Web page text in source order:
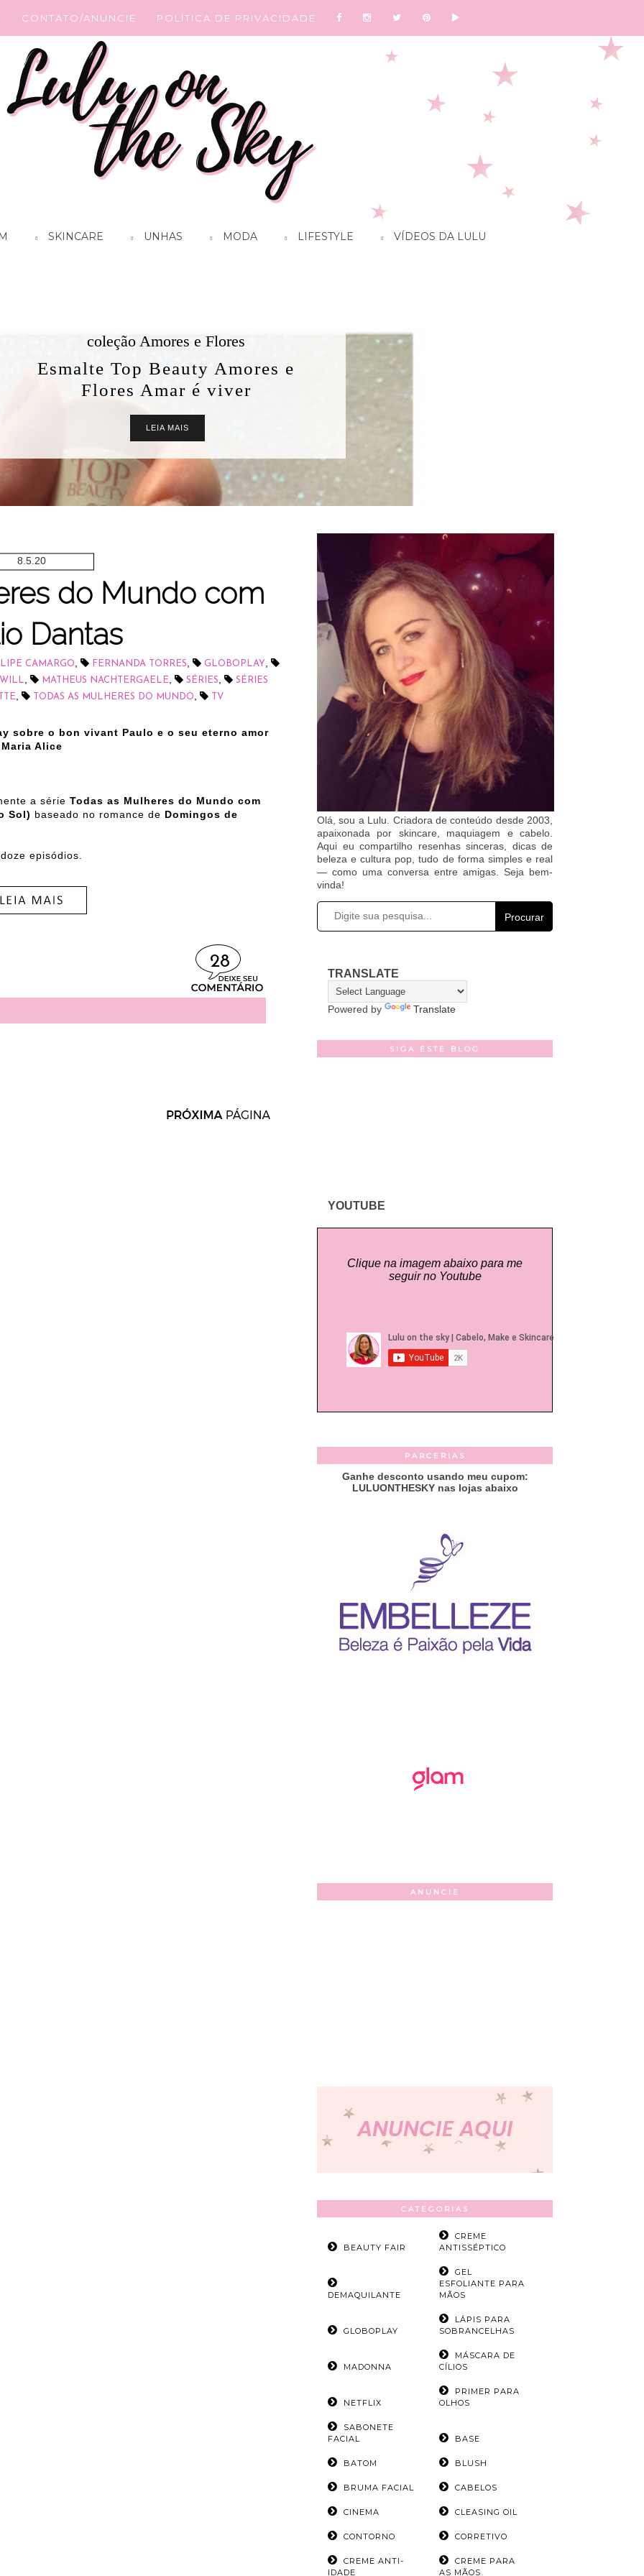
CONTATO/ANUNCIE POLÍTICA DE PRIVACIDADE
SKINCARE UNHAS MODA LIFESTYLE VÍDEOS DA LULU
coleção Amores e Flores
Esmalte Top Beauty Amores e
Flores Amar é viver
LEIA MAIS
8.5.20
do Mundo com
Dantas
CAMARGO FERNANDA TORRES GLOBOPLAY
MATHEUS NACHTERGAELE SÉRIES
SÉRIES
TODAS AS MULHERES DO MUNDO TV
sobre o bon vivant Paulo e o seu eterno amor
Maria Alice
a série Todas as Mulheres do Mundo com
Sol) baseado no romance de Domingos de
episódios.
28
Olá, sou a Lulu. Criadora de conteúdo desde 2003,
apaixonada por skincare, maquiagem e cabelo.
Aqui eu compartilho resenhas sinceras, dicas de
beleza e cultura pop, tudo de forma simples e real
— como uma conversa entre amigas. Seja bem-
vinda!
Procurar
TRANSLATE
Powered by Translate
SIGA ESTE BLOG
YOUTUBE
Clique na imagem abaixo para me
seguir no Youtube
PARCERIAS
Ganhe desconto usando meu cupom:
LULUONTHESKY nas lojas abaixo
ANUNCIE
CATEGORIAS
BEAUTY FAIR
CREME
ANTISSÉPTICO
DEMAQUILANTE
GEL
ESFOLIANTE PARA
MÃOS
GLOBOPLAY
LÁPIS PARA
SOBRANCELHAS
MADONNA
MÁSCARA DE
CÍLIOS
NETFLIX
PRIMER PARA
OLHOS
SABONETE
FACIAL
BASE
BATOM BLUSH
BRUMA FACIAL CABELOS
CINEMA CLEASING OIL
CONTORNO CORRETIVO
CREME ANTI-
IDADE
CREME PARA
AS MÃOS